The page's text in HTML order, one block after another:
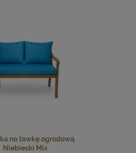
na ławkę ogrodową
Niebieski Mix